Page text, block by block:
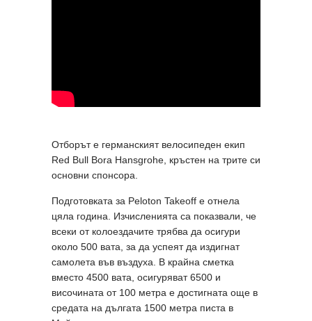
Отборът е германският велосипеден екип
Red Bull Bora Hansgrohe, кръстен на трите си
основни спонсора.
Подготовката за Peloton Takeoff е отнела
цяла година. Изчисленията са показвали, че
всеки от колоездачите трябва да осигури
около 500 вата, за да успеят да издигнат
самолета във въздуха. В крайна сметка
вместо 4500 вата, осигуряват 6500 и
височината от 100 метра е достигната още в
средата на дългата 1500 метра писта в